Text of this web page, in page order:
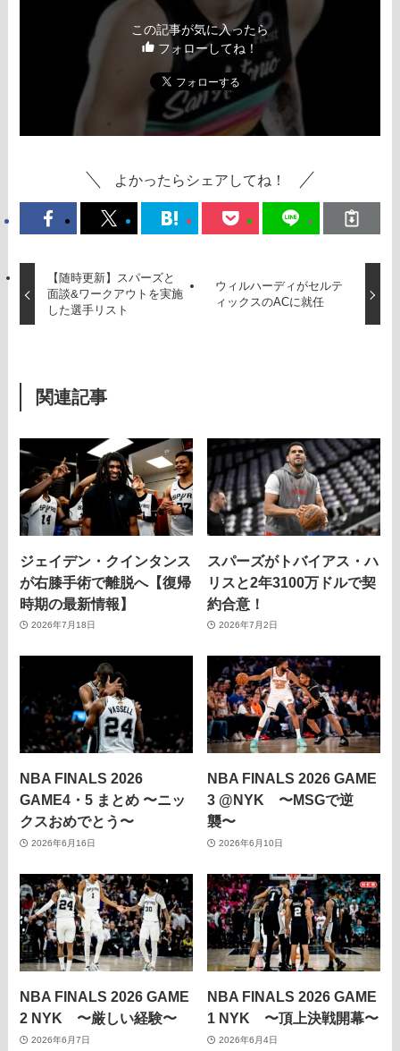
この記事が気に入ったら
フォローしてね！
よかったらシェアしてね！
【随時更新】スパーズと
面談&ワークアウトを実施
した選手リスト
ウィルハーディがセルテ
ィックスのACに就任
関連記事
ジェイデン・クインタンス
が右膝手術で離脱へ【復帰
時期の最新情報】
2026年7月18日
スパーズがトバイアス・ハ
リスと2年3100万ドルで契
約合意！
2026年7月2日
NBA FINALS 2026
GAME4・5 まとめ 〜ニッ
クスおめでとう〜
2026年6月16日
NBA FINALS 2026 GAME
3 @NYK 〜MSGで逆
襲〜
2026年6月10日
NBA FINALS 2026 GAME
2 NYK 〜厳しい経験〜
2026年6月7日
NBA FINALS 2026 GAME
1 NYK 〜頂上決戦開幕〜
2026年6月4日